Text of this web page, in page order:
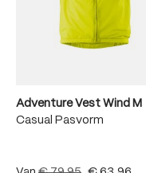
Adventure Vest Wind M
Casual Pasvorm